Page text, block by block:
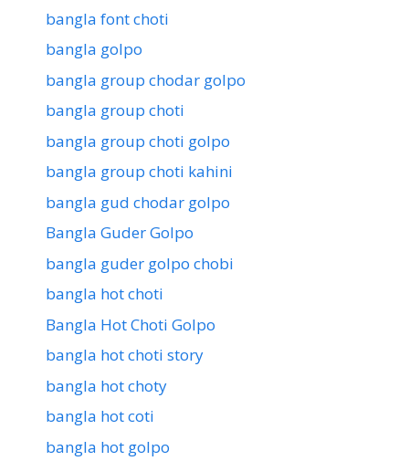
bangla font choti
bangla golpo
bangla group chodar golpo
bangla group choti
bangla group choti golpo
bangla group choti kahini
bangla gud chodar golpo
Bangla Guder Golpo
bangla guder golpo chobi
bangla hot choti
Bangla Hot Choti Golpo
bangla hot choti story
bangla hot choty
bangla hot coti
bangla hot golpo